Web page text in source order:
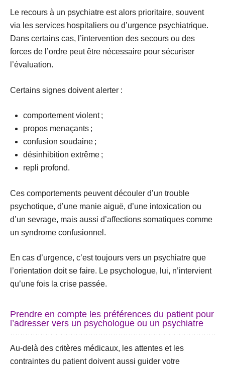
Le recours à un psychiatre est alors prioritaire, souvent
via les services hospitaliers ou d’urgence psychiatrique.
Dans certains cas, l’intervention des secours ou des
forces de l’ordre peut être nécessaire pour sécuriser
l’évaluation.
Certains signes doivent alerter :
comportement violent ;
propos menaçants ;
confusion soudaine ;
désinhibition extrême ;
repli profond.
Ces comportements peuvent découler d’un trouble
psychotique, d’une manie aiguë, d’une intoxication ou
d’un sevrage, mais aussi d’affections somatiques comme
un syndrome confusionnel.
En cas d’urgence, c’est toujours vers un psychiatre que
l’orientation doit se faire. Le psychologue, lui, n’intervient
qu’une fois la crise passée.
Prendre en compte les préférences du patient pour
l’adresser vers un psychologue ou un psychiatre
Au-delà des critères médicaux, les attentes et les
contraintes du patient doivent aussi guider votre